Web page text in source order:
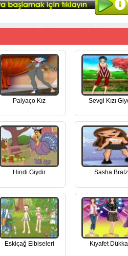
Palyaço Kız Sevgi Kızı
Hindi Giydir Sasha Bratz
Eskiçağ Elbiseleri Kıyafet